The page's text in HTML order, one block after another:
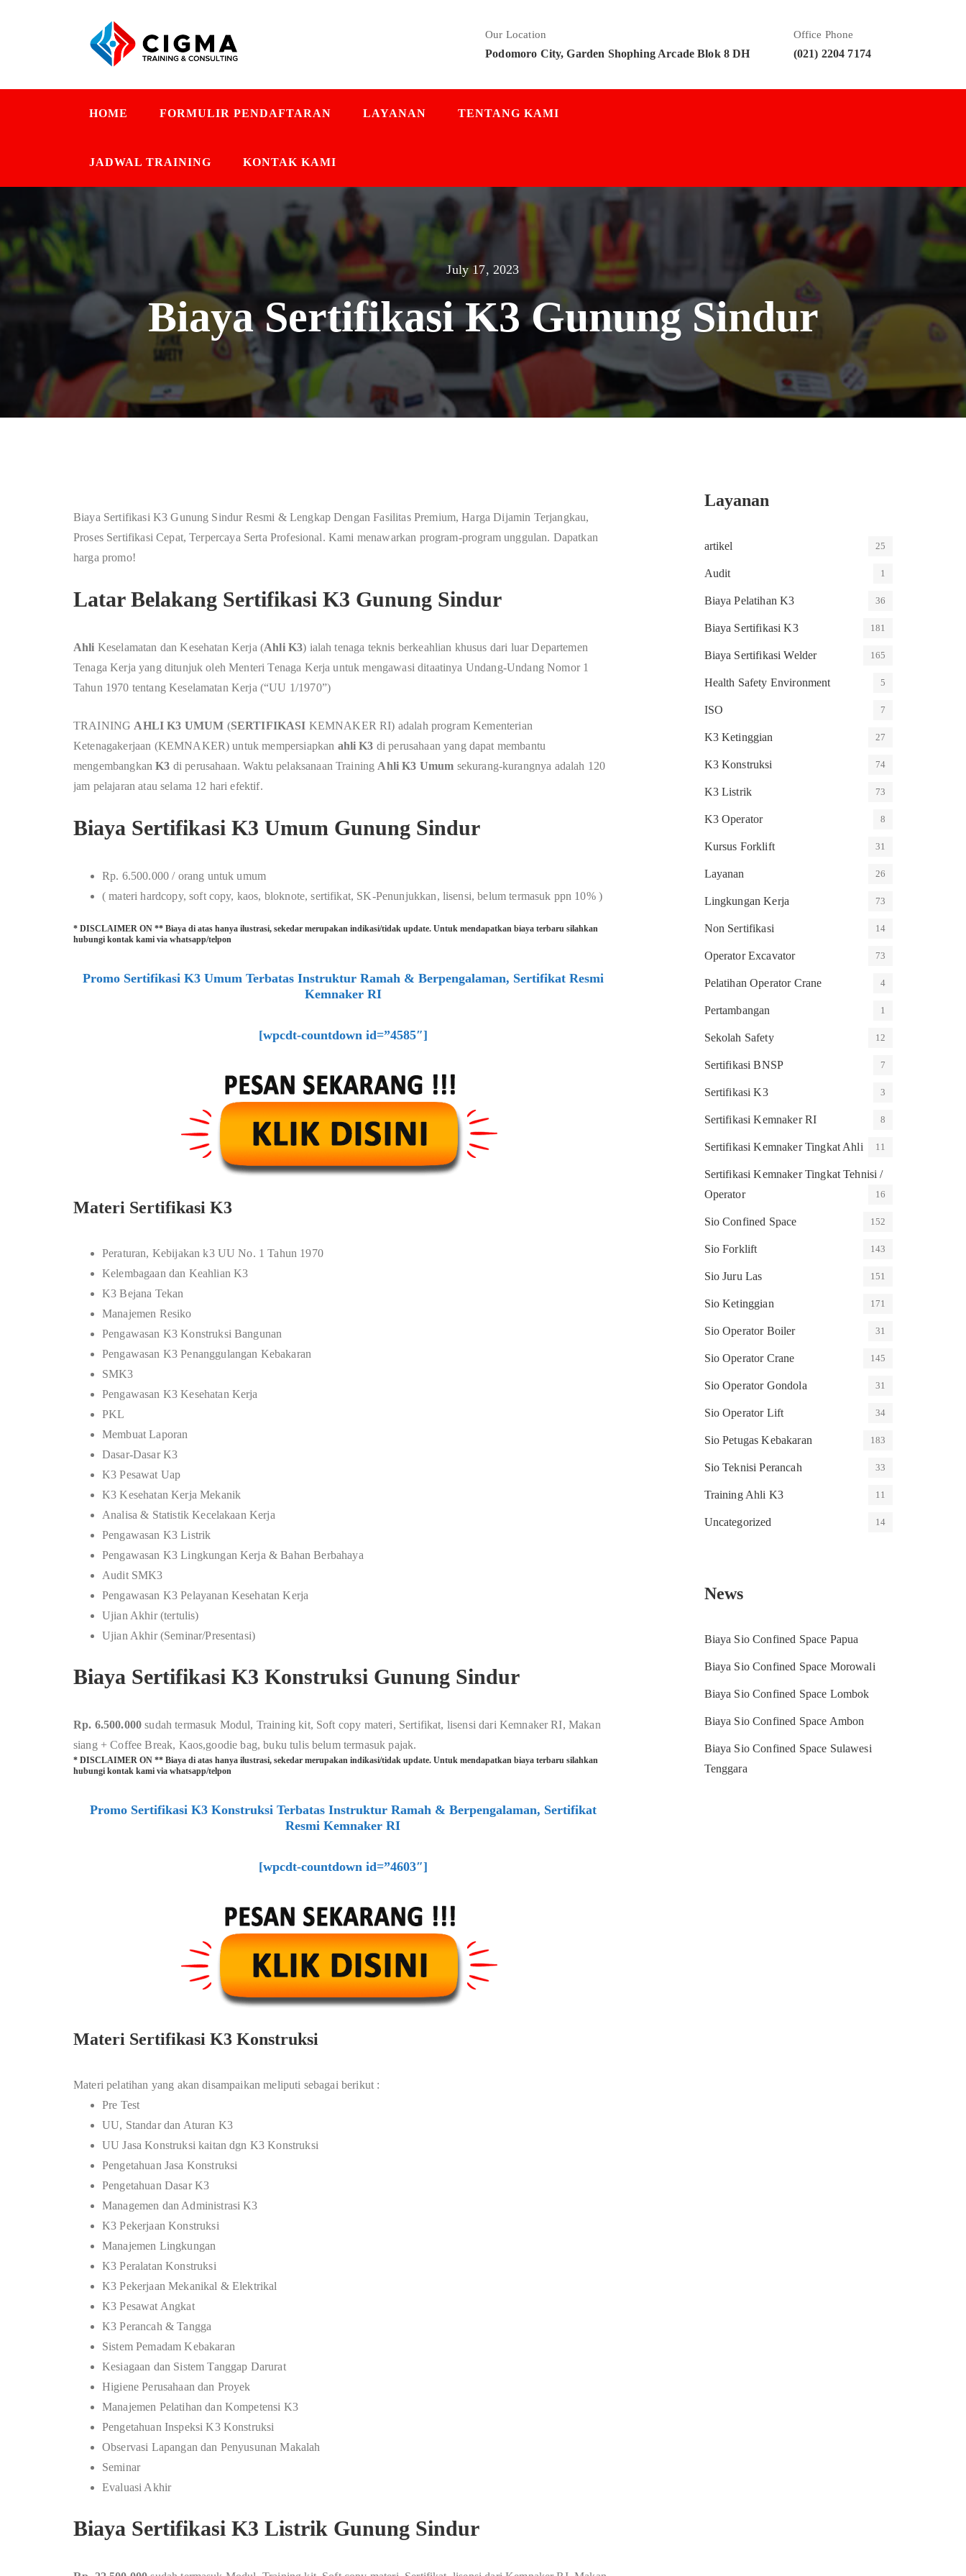
Our Location
Podomoro City, Garden Shophing Arcade Blok 8 DH
Office Phone
(021) 2204 7174
HOME FORMULIR PENDAFTARAN LAYANAN TENTANG KAMI
JADWAL TRAINING KONTAK KAMI
July 17, 2023
Biaya Sertifikasi K3 Gunung Sindur
Biaya Sertifikasi K3 Gunung Sindur Resmi & Lengkap Dengan Fasilitas Premium, Harga Dijamin Terjangkau,
Proses Sertifikasi Cepat, Terpercaya Serta Profesional. Kami menawarkan program-program unggulan. Dapatkan
harga promo!
Latar Belakang Sertifikasi K3 Gunung Sindur
Ahli Keselamatan dan Kesehatan Kerja (Ahli K3) ialah tenaga teknis berkeahlian khusus dari luar Departemen
Tenaga Kerja yang ditunjuk oleh Menteri Tenaga Kerja untuk mengawasi ditaatinya Undang-Undang Nomor 1
Tahun 1970 tentang Keselamatan Kerja (“UU 1/1970”)
TRAINING AHLI K3 UMUM (SERTIFIKASI KEMNAKER RI) adalah program Kementerian
Ketenagakerjaan (KEMNAKER) untuk mempersiapkan ahli K3 di perusahaan yang dapat membantu
mengembangkanK3 di perusahaan. Waktu pelaksanaan Training Ahli K3 Umum sekurang-kurangnya adalah 120
jam pelajaran atau selama 12 hari efektif.
Biaya Sertifikasi K3 Umum Gunung Sindur
Rp. 6.500.000 / orang untuk umum
( materi hardcopy, soft copy, kaos, bloknote, sertifikat, SK-Penunjukkan, lisensi, belum termasuk ppn 10% )
* DISCLAIMER ON ** Biaya di atas hanya ilustrasi, sekedar merupakan indikasi/tidak update. Untuk mendapatkan biaya terbaru silahkan
hubungi kontak kami via whatsapp/telpon
Promo Sertifikasi K3 Umum Terbatas Instruktur Ramah & Berpengalaman, Sertifikat Resmi
Kemnaker RI
[wpcdt-countdown id=”4585″]
Materi Sertifikasi K3
Peraturan, Kebijakan k3 UU No. 1 Tahun 1970
Kelembagaan dan Keahlian K3
K3 Bejana Tekan
Manajemen Resiko
Pengawasan K3 Konstruksi Bangunan
Pengawasan K3 Penanggulangan Kebakaran
SMK3
Pengawasan K3 Kesehatan Kerja
PKL
Membuat Laporan
Dasar-Dasar K3
K3 Pesawat Uap
K3 Kesehatan Kerja Mekanik
Analisa & Statistik Kecelakaan Kerja
Pengawasan K3 Listrik
Pengawasan K3 Lingkungan Kerja & Bahan Berbahaya
Audit SMK3
Pengawasan K3 Pelayanan Kesehatan Kerja
Ujian Akhir (tertulis)
Ujian Akhir (Seminar/Presentasi)
Biaya Sertifikasi K3 Konstruksi Gunung Sindur
Rp. 6.500.000sudah termasuk Modul, Training kit, Soft copy materi, Sertifikat, lisensi dari Kemnaker RI, Makan
siang + Coffee Break, Kaos,goodie bag, buku tulis belum termasuk pajak.
* DISCLAIMER ON ** Biaya di atas hanya ilustrasi, sekedar merupakan indikasi/tidak update. Untuk mendapatkan biaya terbaru silahkan
hubungi kontak kami via whatsapp/telpon
Promo Sertifikasi K3 Konstruksi Terbatas Instruktur Ramah & Berpengalaman, Sertifikat
Resmi Kemnaker RI
[wpcdt-countdown id=”4603″]
Materi Sertifikasi K3 Konstruksi
Materi pelatihan yang akan disampaikan meliputi sebagai berikut :
Pre Test
UU, Standar dan Aturan K3
UU Jasa Konstruksi kaitan dgn K3 Konstruksi
Pengetahuan Jasa Konstruksi
Pengetahuan Dasar K3
Managemen dan Administrasi K3
K3 Pekerjaan Konstruksi
Manajemen Lingkungan
K3 Peralatan Konstruksi
K3 Pekerjaan Mekanikal & Elektrikal
K3 Pesawat Angkat
K3 Perancah & Tangga
Sistem Pemadam Kebakaran
Kesiagaan dan Sistem Tanggap Darurat
Higiene Perusahaan dan Proyek
Manajemen Pelatihan dan Kompetensi K3
Pengetahuan Inspeksi K3 Konstruksi
Observasi Lapangan dan Penyusunan Makalah
Seminar
Evaluasi Akhir
Biaya Sertifikasi K3 Listrik Gunung Sindur
Layanan
artikel 25
Audit 1
Biaya Pelatihan K3 36
Biaya Sertifikasi K3 181
Biaya Sertifikasi Welder 165
Health Safety Environment 5
ISO 7
K3 Ketinggian 27
K3 Konstruksi 74
K3 Listrik 73
K3 Operator 8
Kursus Forklift 31
Layanan 26
Lingkungan Kerja 73
Non Sertifikasi 14
Operator Excavator 73
Pelatihan Operator Crane 4
Pertambangan 1
Sekolah Safety 12
Sertifikasi BNSP 7
Sertifikasi K3 3
Sertifikasi Kemnaker RI 8
Sertifikasi Kemnaker Tingkat Ahli 11
Sertifikasi Kemnaker Tingkat Tehnisi /
Operator
16
Sio Confined Space 152
Sio Forklift 143
Sio Juru Las 151
Sio Ketinggian 171
Sio Operator Boiler 31
Sio Operator Crane 145
Sio Operator Gondola 31
Sio Operator Lift 34
Sio Petugas Kebakaran 183
Sio Teknisi Perancah 33
Training Ahli K3 11
Uncategorized 14
News
Biaya Sio Confined Space Papua
Biaya Sio Confined Space Morowali
Biaya Sio Confined Space Lombok
Biaya Sio Confined Space Ambon
Biaya Sio Confined Space Sulawesi
Tenggara